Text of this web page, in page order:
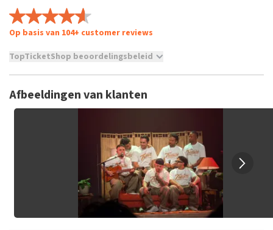
Op basis van 104+ customer reviews
TopTicketShop beoordelingsbeleid
niet mogelijk om een review achter te laten als je geen
tickets hebt aangeschaft bij TopTicketShop. Reviews met
Het kan enkele weken duren voordat een review wordt
Afbeeldingen van klanten